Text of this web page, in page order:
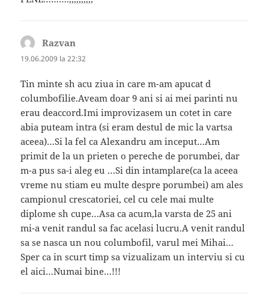
Razvan
19.06.2009 la 22:32
Tin minte sh acu ziua in care m-am apucat d
columbofilie.Aveam doar 9 ani si ai mei parinti nu
erau deaccord.Imi improvizasem un cotet in care
abia puteam intra (si eram destul de mic la vartsa
aceea)…Si la fel ca Alexandru am inceput…Am
primit de la un prieten o pereche de porumbei, dar
m-a pus sa-i aleg eu …Si din intamplare(ca la aceea
vreme nu stiam eu multe despre porumbei) am ales
campionul crescatoriei, cel cu cele mai multe
diplome sh cupe…Asa ca acum,la varsta de 25 ani
mi-a venit randul sa fac acelasi lucru.A venit randul
sa se nasca un nou columbofil, varul mei Mihai…
Sper ca in scurt timp sa vizualizam un interviu si cu
el aici…Numai bine…!!!